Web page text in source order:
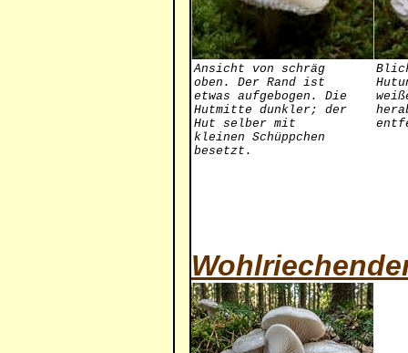
Ansicht von schräg
oben. Der Rand ist
etwas aufgebogen. Die
Hutmitte dunkler; der
Hut selber mit
kleinen Schüppchen
besetzt.